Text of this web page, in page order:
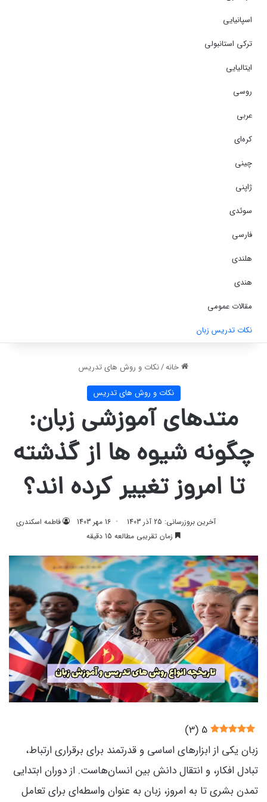
اسپانیایی
ترکی استانبولی
ایتالیایی
روسی
عربی
کره‌ای
چینی
ژاپنی
سوئدی
فارسی
هلندی
هندی
مقالات عمومی
نکات تدریس زبان
خانه/نکات و روش های تدریس
نکات و روش های تدریس
متدهای آموزشی زبان:
چگونه شیوه‌ ها از گذشته
تا امروز تغییر کرده‌ اند؟
فاطمه اسکندری 16 مهر 1403
آخرین بروزرسانی: 25 آذر 1403
زمان تقریبی مطالعه 15 دقیقه
5
(
3
)
زبان یکی از ابزارهای اساسی و قدرتمند برای برقراری ارتباط،
تبادل افکار، و انتقال دانش بین انسان‌هاست. از دوران ابتدایی
تمدن بشری تا به امروز، زبان به عنوان واسطه‌ای برای تعامل